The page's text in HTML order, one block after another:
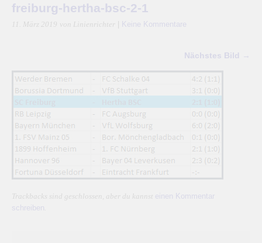
freiburg-hertha-bsc-2-1
11. März 2019 von Linienrichter Keine Kommentare
Nächstes Bild →
Trackbacks sind geschlossen, aber du kannst einen Kommentar
schreiben